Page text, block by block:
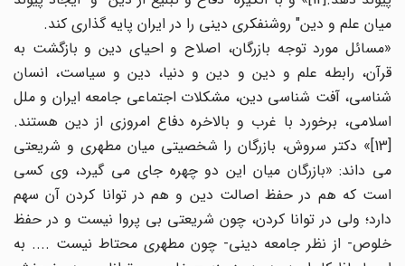
میان علم و دین" روشنفکری دینی را در ایران پایه گذاری کند.
«مسائل مورد توجه بازرگان، اصلاح و احیای دین و بازگشت به
قرآن، رابطه علم و دین و دین و دنیا، دین و سیاست، انسان
شناسی، آفت شناسی دین، مشکلات اجتماعی جامعه ایران و ملل
اسلامی، برخورد با غرب و بالاخره دفاع امروزی از دین هستند.
[13]» دکتر سروش، بازرگان را شخصیتی میان مطهری و شریعتی
می داند: «بازرگان میان این دو چهره جای می گیرد، وی کسی
است که هم در حفظ اصالت دین و هم در توانا کردن آن سهم
دارد؛ ولی در توانا کردن، چون شریعتی بی پروا نیست و در حفظ
خلوص- از نظر جامعه دینی- چون مطهری محتاط نیست .... به